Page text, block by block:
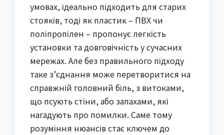
умовах, ідеально підходить для старих
стояків, тоді як пластик – ПВХ чи
поліпропілен – пропонує легкість
установки та довговічність у сучасних
мережах. Але без правильного підходу
таке з’єднання може перетворитися на
справжній головний біль, з витоками,
що псують стіни, або запахами, які
нагадують про помилки. Саме тому
розуміння нюансів стає ключем до